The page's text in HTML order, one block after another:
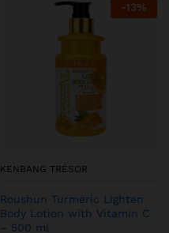
-13%
KENBANG TRÉSOR
Roushun Turmeric Lighten
Body Lotion with Vitamin C
– 500 ml